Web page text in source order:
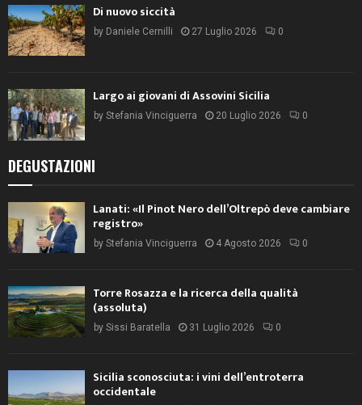
Di nuovo siccità
by Daniele Cernilli 27 Luglio 2026 0
Largo ai giovani di Assovini Sicilia
by Stefania Vinciguerra 20 Luglio 2026 0
DEGUSTAZIONI
Lanati: «Il Pinot Nero dell’Oltrepò deve cambiare
registro»
by Stefania Vinciguerra 4 Agosto 2026 0
Torre Rosazza e la ricerca della qualità
(assoluta)
by Sissi Baratella 31 Luglio 2026 0
Sicilia sconosciuta: i vini dell’entroterra
occidentale